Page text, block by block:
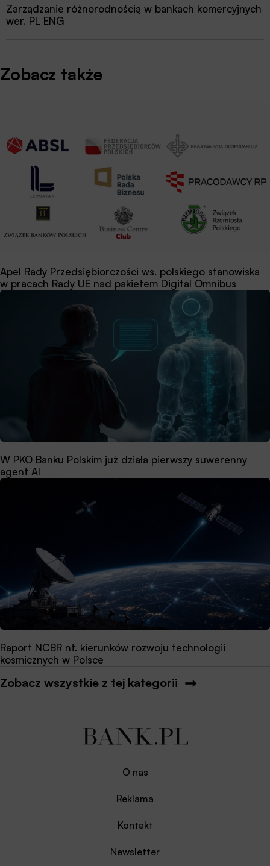
Zarządzanie różnorodnością w bankach komercyjnych
wer. PL ENG
Zobacz także
Apel Rady Przedsiębiorczości ws. polskiego stanowiska
w pracach Rady UE nad pakietem Digital Omnibus
W PKO Banku Polskim już działa pierwszy suwerenny
agent AI
Raport NCBR nt. kierunków rozwoju technologii
kosmicznych w Polsce
Zobacz wszystkie z tej kategorii
O nas
Reklama
Kontakt
Newsletter